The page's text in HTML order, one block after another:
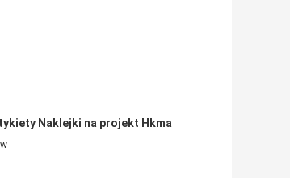
Naklejki na projekt Hkma